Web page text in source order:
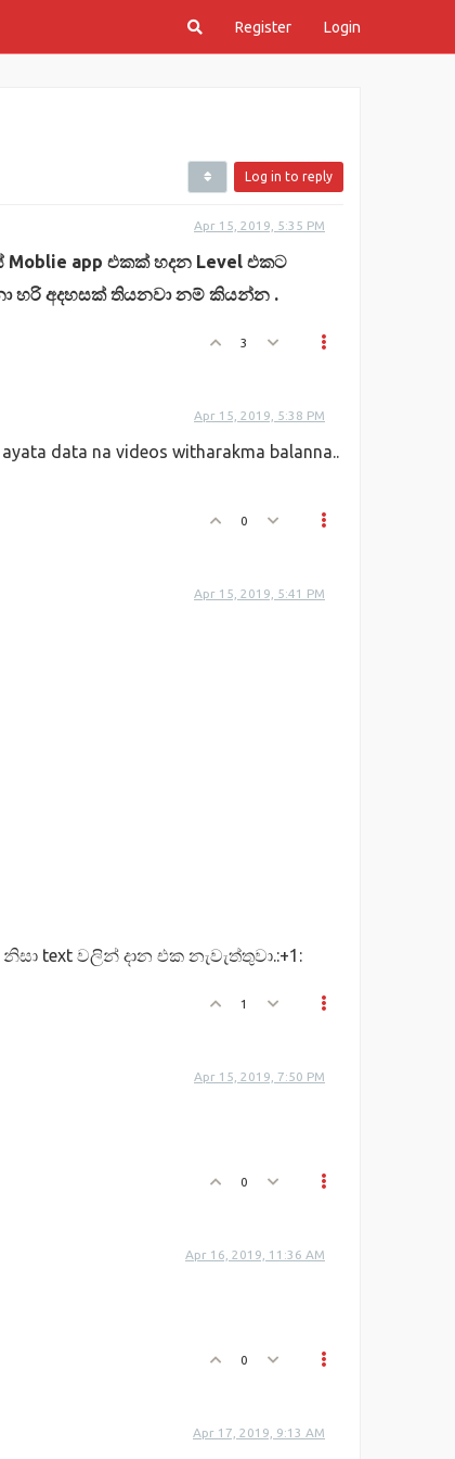
Register Login
Log in to reply
Apr 15, 2019, 5:35 PM
app එකක් හදන Level එකට
හරි අදහසක් තියනවා නම් කියන්න .
3
Apr 15, 2019, 5:38 PM
data na videos witharakma balanna..
0
Apr 15, 2019, 5:41 PM
text වලින් දාන එක නැවැත්තුවා.:+1:
1
Apr 15, 2019, 7:50 PM
0
Apr 16, 2019, 11:36 AM
0
Apr 17, 2019, 9:13 AM